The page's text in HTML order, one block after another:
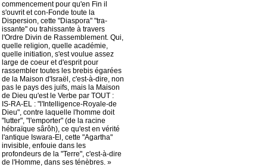
commencement pour qu'en Fin il
s'ouvrit et con-Fonde toute la
Dispersion, cette "Diaspora" "tra-
issante" ou trahissante à travers
l'Ordre Divin de Rassemblement. Qui,
quelle religion, quelle académie,
quelle initiation, s'est voulue assez
large de coeur et d'esprit pour
rassembler toutes les brebis égarées
de la Maison d'Israël, c'est-à-dire, non
pas le pays des juifs, mais la Maison
de Dieu qu'est le Verbe par TOUT :
IS-RA-EL : "l'Intelligence-Royale-de
Dieu", contre laquelle l'homme doit
"lutter", "l'emporter" (de la racine
hébraïque sârôh), ce qu'est en vérité
l'antique Iswara-El, cette "Agartha"
invisible, enfouie dans les
profondeurs de la "Terre", c'est-à-dire
de l'Homme, dans ses ténèbres. »